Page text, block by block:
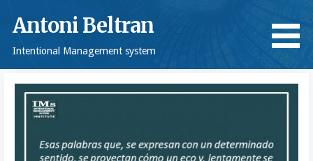
Antoni Beltran
Intentional Management system